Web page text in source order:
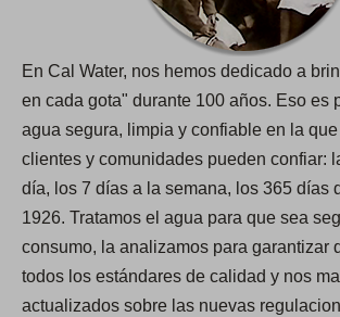
En Cal Water, nos hemos dedicado a
en cada gota​​​​​​​" durante 100 años. Eso es
agua segura, limpia y confiable en la
clientes y comunidades pueden confiar:
día, los 7 días a la semana, los 365 días
1926. Tratamos el agua para que sea
consumo, la analizamos para garantizar
todos los estándares de calidad y nos
actualizados sobre las nuevas